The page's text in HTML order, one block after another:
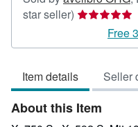
star seller) Seller
5
of
5
stars
Free
Item details Seller
About this Item